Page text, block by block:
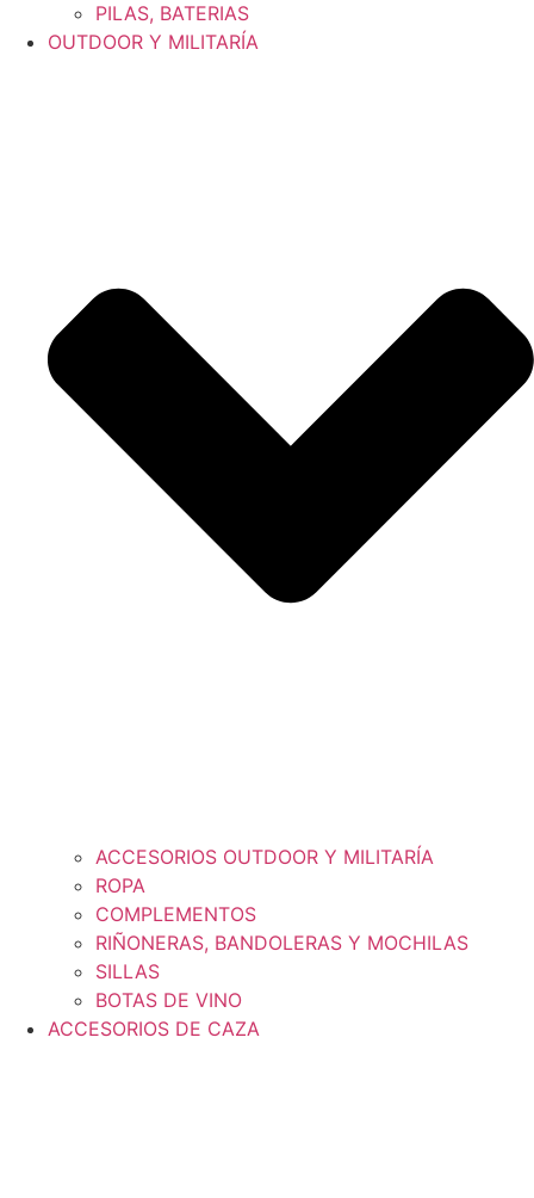
PILAS, BATERIAS
OUTDOOR Y MILITARÍA
ACCESORIOS OUTDOOR Y MILITARÍA
ROPA
COMPLEMENTOS
RIÑONERAS, BANDOLERAS Y MOCHILAS
SILLAS
BOTAS DE VINO
ACCESORIOS DE CAZA